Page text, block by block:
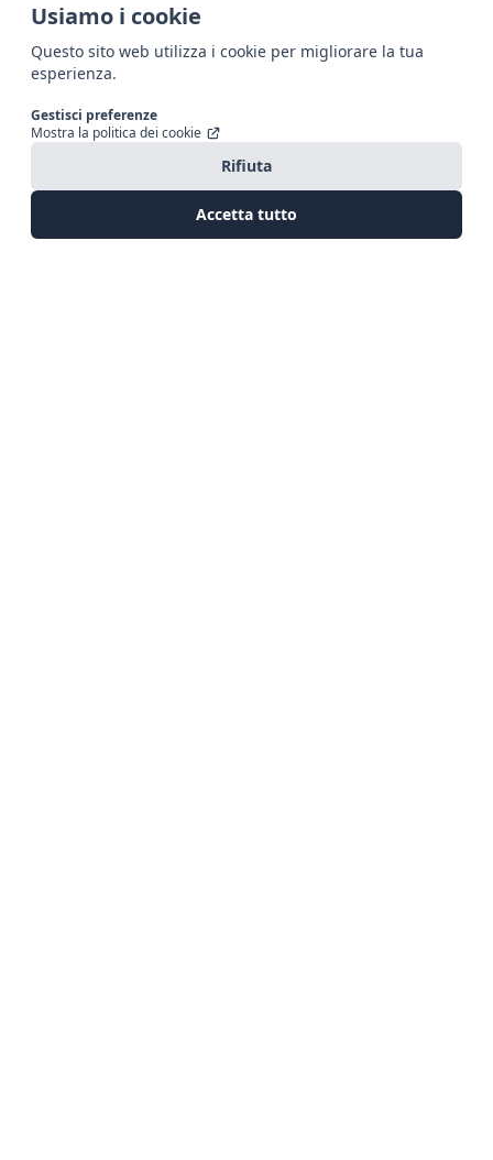
Usiamo i cookie
Questo sito web utilizza i cookie per migliorare la tua
esperienza.
Gestisci preferenze
Mostra la politica dei cookie
Rifiuta
Accetta tutto
stoccaggio in prodotti, con regole operative
adottate dalla Commissione Europea nel 2025 e
metodologie in vigore dal 2026, e supporta
standard volontari sia per il carbonio che per le
unità di biodiversità, in linea anche con il Kunming-
Montreal Global Biodiversity Framework per
invertire la perdita di biodiversità entro il 2030.